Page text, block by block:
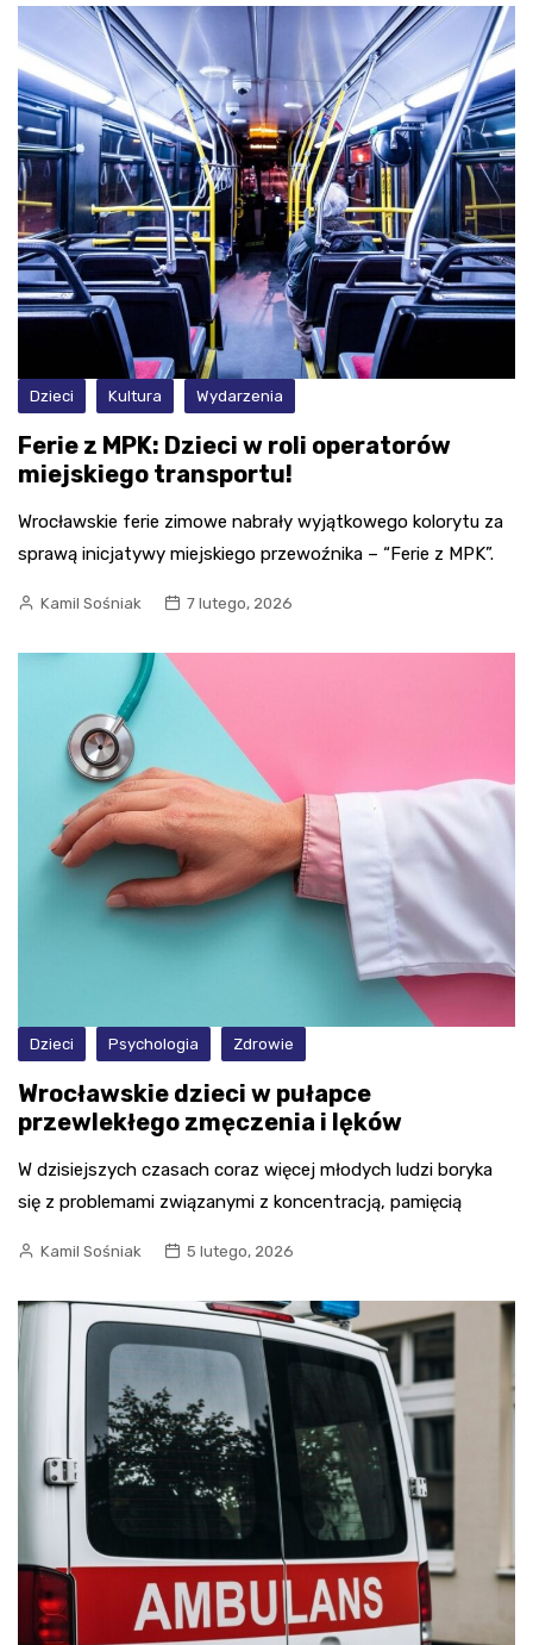
Dzieci Kultura Wydarzenia
Ferie z MPK: Dzieci w roli operatorów
miejskiego transportu!
Wrocławskie ferie zimowe nabrały wyjątkowego kolorytu za
sprawą inicjatywy miejskiego przewoźnika – “Ferie z MPK”.
Kamil Sośniak 7 lutego, 2026
Dzieci Psychologia Zdrowie
Wrocławskie dzieci w pułapce
przewlekłego zmęczenia i lęków
W dzisiejszych czasach coraz więcej młodych ludzi boryka
się z problemami związanymi z koncentracją, pamięcią
Kamil Sośniak 5 lutego, 2026